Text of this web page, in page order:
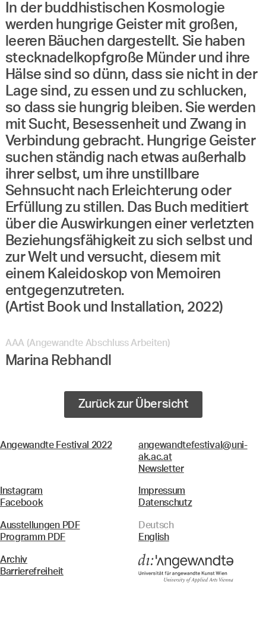
In der buddhistischen Kosmologie
werden hungrige Geister mit großen,
leeren Bäuchen dargestellt. Sie haben
stecknadelkopfgroße Münder und ihre
Hälse sind so dünn, dass sie nicht in der
Lage sind, zu essen und zu schlucken,
so dass sie hungrig bleiben. Sie werden
mit Sucht, Besessenheit und Zwang in
Verbindung gebracht. Hungrige Geister
suchen ständig nach etwas außerhalb
ihrer selbst, um ihre unstillbare
Sehnsucht nach Erleichterung oder
Erfüllung zu stillen. Das Buch meditiert
über die Auswirkungen einer verletzten
Beziehungsfähigkeit zu sich selbst und
zur Welt und versucht, diesem mit
einem Kaleidoskop von Memoiren
entgegenzutreten.
(Artist Book und Installation, 2022)
AAA (Angewandte Abschluss Arbeiten)
Marina Rebhandl
Zurück zur Übersicht
Angewandte Festival 2022
angewandtefestival@uni-
ak.ac.at
Newsletter
Instagram
Facebook
Impressum
Datenschutz
Ausstellungen PDF
Programm PDF
Deutsch
English
Archiv
Barrierefreiheit